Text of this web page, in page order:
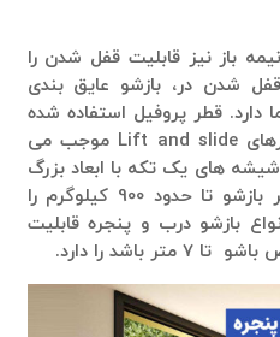
باز نیز قابلیت قفل شدن را
شدن در، بازشو عایق بندی
قطر پروفیل استفاده شده
(از 12 تا 16 سانتی متر) در درهای Lift and slide موجب می
های یک تکه با ابعاد بزرگ
و سنگین را داشته باشد و هر بازشو تا حدود 900 کیلوگرم را
بازشو درب و پنجره قابلیت
باشد را دارد.